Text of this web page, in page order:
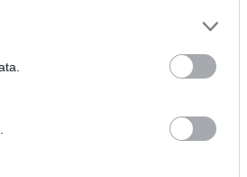
FACEBOOK